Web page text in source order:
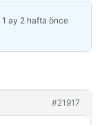
1 ay 2 hafta önce
#21917